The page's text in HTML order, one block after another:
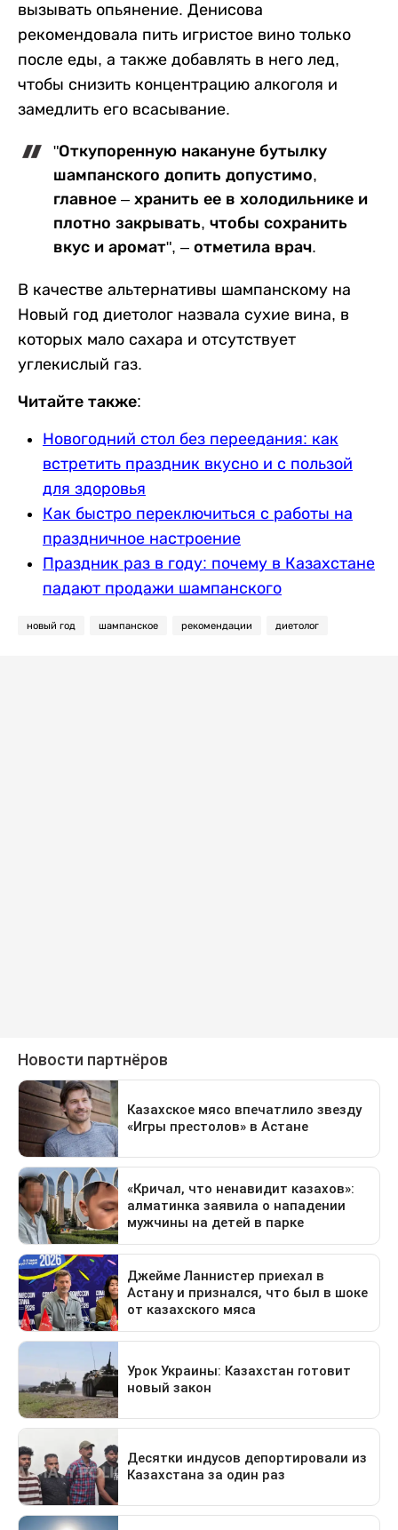
вызывать опьянение. Денисова
рекомендовала пить игристое вино только
после еды, а также добавлять в него лед,
чтобы снизить концентрацию алкоголя и
замедлить его всасывание.
"Откупоренную накануне бутылку
шампанского допить допустимо,
главное – хранить ее в холодильнике и
плотно закрывать, чтобы сохранить
вкус и аромат", – отметила врач.
В качестве альтернативы шампанскому на
Новый год диетолог назвала сухие вина, в
которых мало сахара и отсутствует
углекислый газ.
Читайте также:
Новогодний стол без переедания: как
встретить праздник вкусно и с пользой
для здоровья
Как быстро переключиться с работы на
праздничное настроение
Праздник раз в году: почему в Казахстане
падают продажи шампанского
новый год шампанское рекомендации диетолог